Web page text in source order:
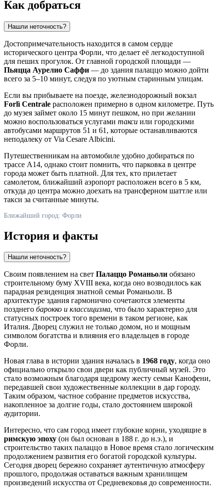
Как добраться
Нашли неточность?
Достопримечательность находится в самом сердце
исторического центра Форли, что делает её легкодоступной
для пеших прогулок. От главной городской площади —
Пьяцца Аурелио Саффи — до здания палаццо можно дойти
всего за 5–10 минут, следуя по уютным старинным улицам.
Если вы прибываете на поезде, железнодорожный вокзал
Forlì Centrale расположен примерно в одном километре. Путь
до музея займет около 15 минут пешком, но при желании
можно воспользоваться услугами такси или городскими
автобусами маршрутов 51 и 61, которые останавливаются
неподалеку от Via Cesare Albicini.
Путешественникам на автомобиле удобно добираться по
трассе A14, однако стоит помнить, что парковка в центре
города может быть платной. Для тех, кто прилетает
самолетом, ближайший аэропорт расположен всего в 5 км,
откуда до центра можно доехать на трансферном шаттле или
такси за считанные минуты.
Ближайший город: Форли
История и факты
Нашли неточность?
Своим появлением на свет Палаццо Романьоли обязано
строительному буму XVIII века, когда оно возводилось как
парадная резиденция знатной семьи Романьоли. В
архитектуре здания гармонично сочетаются элементы
позднего барокко и классицизма, что было характерно для
статусных построек того времени в таком регионе, как
Италия. Дворец служил не только домом, но и мощным
символом богатства и влияния его владельцев в городе
Форли.
Новая глава в истории здания началась в 1968 году, когда оно
официально открыло свои двери как публичный музей. Это
стало возможным благодаря щедрому жесту семьи Канофени,
передавшей свои художественные коллекции в дар городу.
Таким образом, частное собрание предметов искусства,
накопленное за долгие годы, стало достоянием широкой
аудитории.
Интересно, что сам город имеет глубокие корни, уходящие в
римскую эпоху (он был основан в 188 г. до н.э.), и
строительство таких палаццо в Новое время стало логическим
продолжением развития его богатой городской культуры.
Сегодня дворец бережно сохраняет аутентичную атмосферу
прошлого, продолжая оставаться важным хранилищем
произведений искусства от Средневековья до современности.